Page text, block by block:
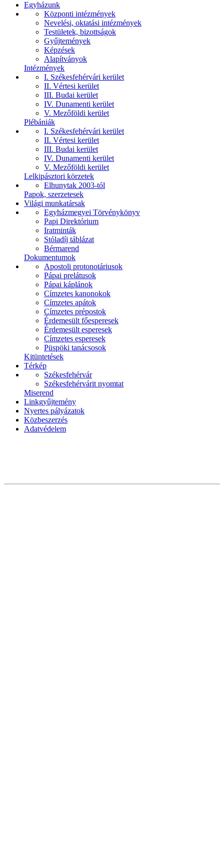
Egyházunk
Központi intézmények
Nevelési, oktatási intézmények
Testületek, bizottságok
Gyűjtemények
Képzések
Alapítványok
Intézmények
I. Székesfehérvári kerület
II. Vértesi kerület
III. Budai kerület
IV. Dunamenti kerület
V. Mezőföldi kerület
Plébániák
I. Székesfehérvári kerület
II. Vértesi kerület
III. Budai kerület
IV. Dunamenti kerület
V. Mezőföldi kerület
Lelkipásztori körzetek
Elhunytak 2003-tól
Papok, szerzetesek
Világi munkatársak
Egyházmegyei Törvénykönyv
Papi Direktórium
Iratminták
Stóladíj táblázat
Bérmarend
Dokumentumok
Apostoli protonotáriusok
Pápai prelátusok
Pápai káplánok
Címzetes kanonokok
Címzetes apátok
Címzetes prépostok
Érdemesült főesperesek
Érdemesült esperesek
Címzetes esperesek
Püspöki tanácsosok
Kitüntetések
Térkép
Székesfehérvár
Székesfehérvárit nyomtat
Miserend
Linkgyűjtemény
Nyertes pályázatok
Közbeszerzés
Adatvédelem